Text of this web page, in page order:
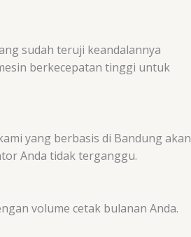
sudah teruji keandalannya
berkecepatan tinggi untuk
yang berbasis di Bandung akan
Anda tidak terganggu.
volume cetak bulanan Anda.